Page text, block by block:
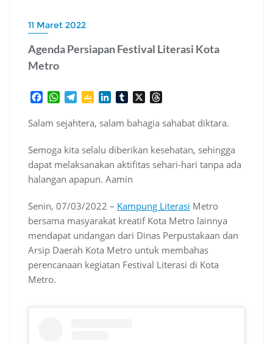
11 Maret 2022
Agenda Persiapan Festival Literasi Kota
Metro
c
b
o
k
W
a
s
p
p
l
g
a
m
G
l
C
l
s
s
r
o
m
n
e
I
n
m
l
r
r
a
d
s
Salam sejahtera, salam bahagia sahabat diktara.
Semoga kita selalu diberikan kesehatan, sehingga
dapat melaksanakan aktifitas sehari-hari tanpa ada
halangan apapun. Aamin
Senin, 07/03/2022 – Kampung Literasi Metro
bersama masyarakat kreatif Kota Metro lainnya
mendapat undangan dari Dinas Perpustakaan dan
Arsip Daerah Kota Metro untuk membahas
perencanaan kegiatan Festival Literasi di Kota
Metro.